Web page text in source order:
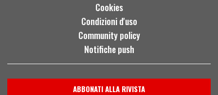
Cookies
Condizioni d'uso
Community policy
Notifiche push
ABBONATI ALLA RIVISTA